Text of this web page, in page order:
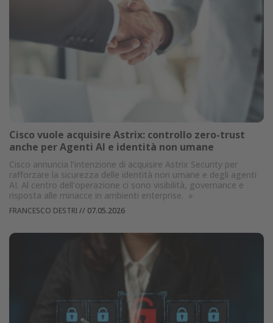
Cisco vuole acquisire Astrix: controllo zero-trust
anche per Agenti AI e identità non umane
Cisco annuncia l’intenzione di acquisire Astrix Security per
rafforzare la sicurezza delle identità non umane e degli agenti
AI. Al centro dell'operazione ci sono visibilità, governance e
risposta alle minacce in ambienti enterprise. »
FRANCESCO DESTRI // 07.05.2026